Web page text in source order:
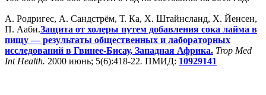
А. Родригес, А. Сандстрём, Т. Ка, Х. Штайнсланд, Х. Йенсен,
П. Ааби.Защита от холеры путем добавления сока лайма в
пищу — результаты общественных и лабораторных
исследований в Гвинее-Бисау, Западная Африка. Trop Med
Int Health. 2000 июнь; 5(6):418-22. ПМИД: 10929141